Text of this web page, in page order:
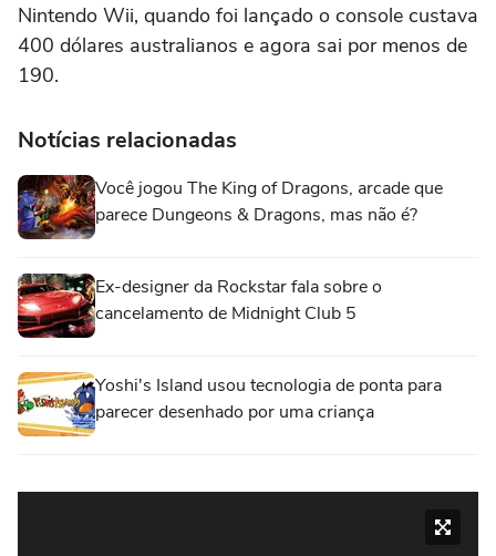
Nintendo Wii, quando foi lançado o console custava
400 dólares australianos e agora sai por menos de
190.
Notícias relacionadas
Você jogou The King of Dragons, arcade que
parece Dungeons & Dragons, mas não é?
Ex-designer da Rockstar fala sobre o
cancelamento de Midnight Club 5
Yoshi's Island usou tecnologia de ponta para
parecer desenhado por uma criança